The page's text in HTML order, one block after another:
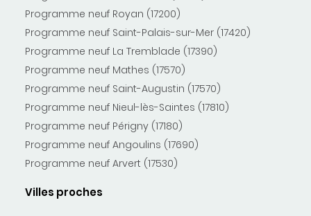
Programme neuf Royan (17200)
Programme neuf Saint-Palais-sur-Mer (17420)
Programme neuf La Tremblade (17390)
Programme neuf Mathes (17570)
Programme neuf Saint-Augustin (17570)
Programme neuf Nieul-lès-Saintes (17810)
Programme neuf Périgny (17180)
Programme neuf Angoulins (17690)
Programme neuf Arvert (17530)
Villes proches